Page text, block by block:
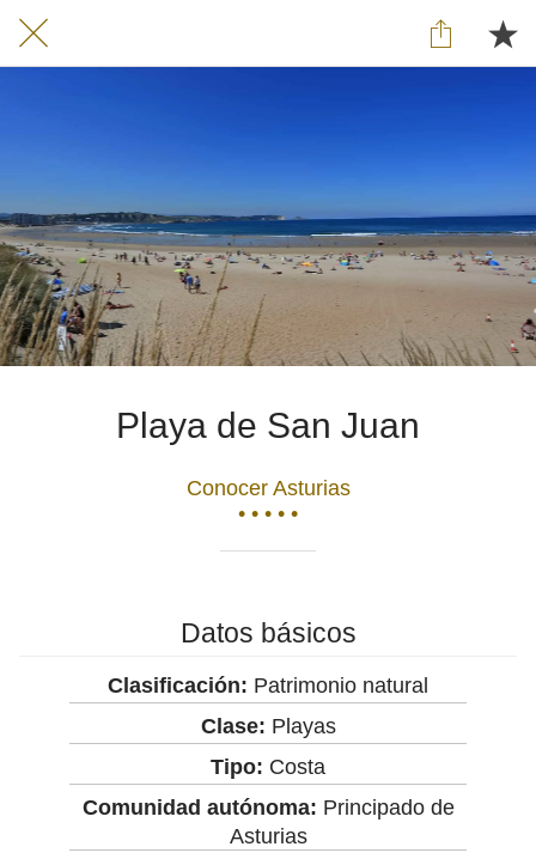
Playa de San Juan
Conocer Asturias
• • • • •
Datos básicos
Clasificación: Patrimonio natural
Clase: Playas
Tipo: Costa
Comunidad autónoma: Principado de
Asturias